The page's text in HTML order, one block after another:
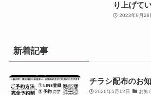
り上げて
2023年9月28
新着記事
チラシ配布のお
2026年5月12日 お知